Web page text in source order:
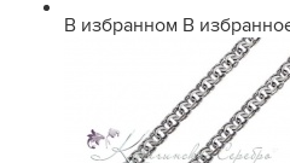
В избранном В